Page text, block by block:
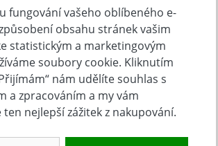
Zboží skladem
Zázemí kamenné
fungování vašeho oblíbeného e-
obsahu stránek vašim
statistickým a marketingovým
soubory cookie. Kliknutím
nám udělíte souhlas s
a zpracováním a my vám
nejlepší zážitek z nakupování.